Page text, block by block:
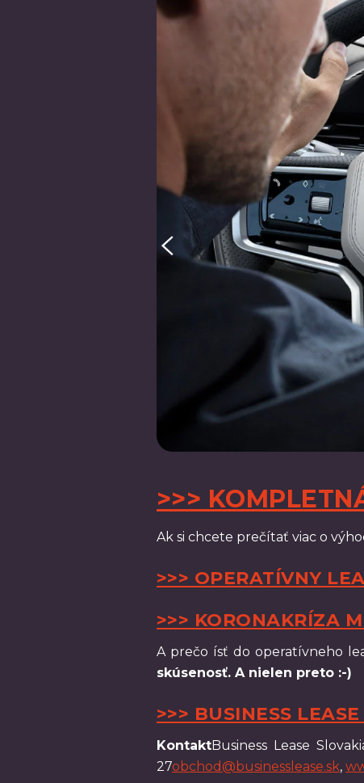
>>>
Ak si chcete prečítať viac o
>>> OPERATÍVNY
>>> KORONAKRÍZA
A prečo ísť do operatívneho
skúsenosť. A nielen preto :-)
>>> BUSINESS
KontaktBusiness Lease
27obchod@businesslease.sk,